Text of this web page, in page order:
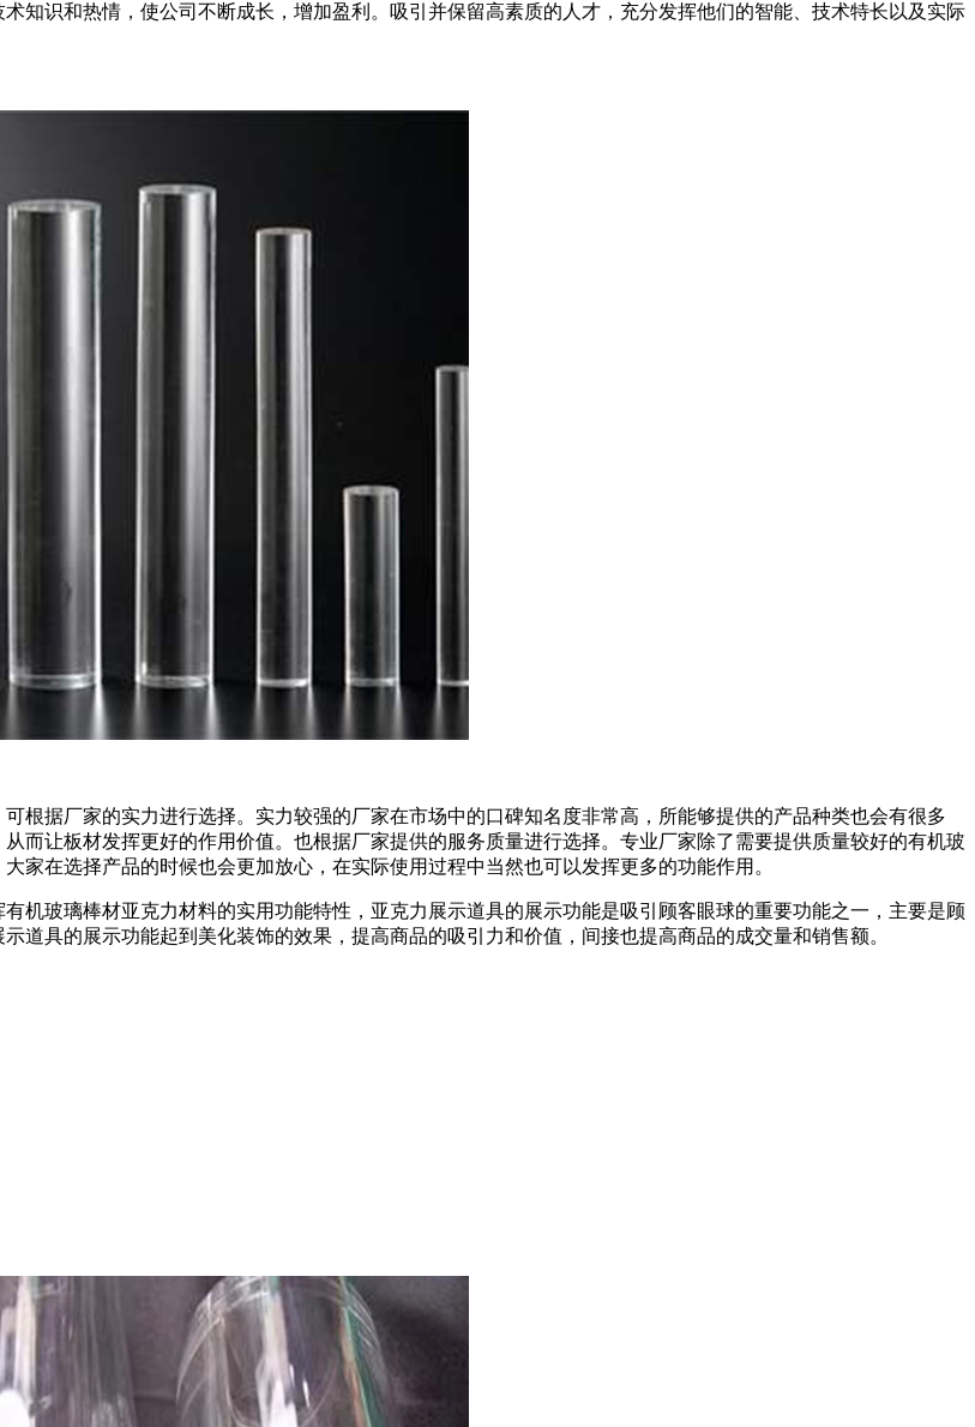
知识和热情，使公司不断成长，增加盈利。吸引并保留高素质的人才，充分发挥他们的智能、技术特长以及实际
根据厂家的实力进行选择。实力较强的厂家在市场中的口碑知名度非常高，所能够提供的产品种类也会有很多
而让板材发挥更好的作用价值。也根据厂家提供的服务质量进行选择。专业厂家除了需要提供质量较好的有机玻
家在选择产品的时候也会更加放心，在实际使用过程中当然也可以发挥更多的功能作用。
机玻璃棒材亚克力材料的实用功能特性，亚克力展示道具的展示功能是吸引顾客眼球的重要功能之一，主要是顾
道具的展示功能起到美化装饰的效果，提高商品的吸引力和价值，间接也提高商品的成交量和销售额。